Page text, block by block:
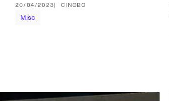
20/04/2023 CINOBO
Misc